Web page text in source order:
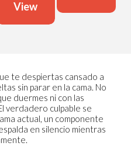
View
te despiertas cansado a
sin parar en la cama. No
duermes ni con las
verdadero culpable se
actual, un componente
en silencio mientras